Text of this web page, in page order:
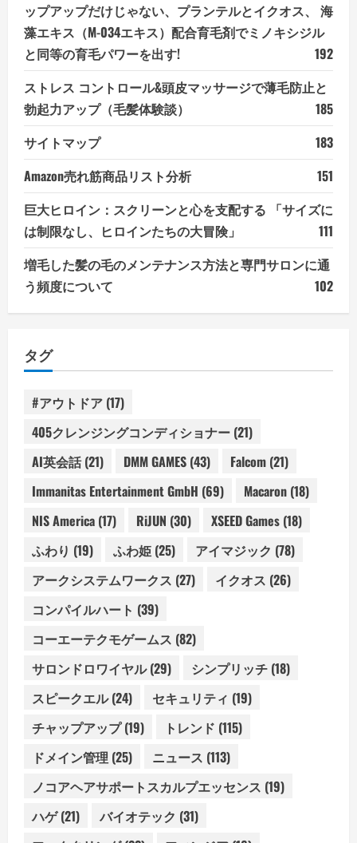
ップアップだけじゃない、プランテルとイクオス、 海
藻エキス（M-034エキス）配合育毛剤でミノキシジル
と同等の育毛パワーを出す!
192
ストレス コントロール&頭皮マッサージで薄毛防止と
勃起力アップ（毛髪体験談）
185
サイトマップ
183
Amazon売れ筋商品リスト分析
151
巨大ヒロイン：スクリーンと心を支配する 「サイズに
は制限なし、ヒロインたちの大冒険」
111
増毛した髪の毛のメンテナンス方法と専門サロンに通
う頻度について
102
タグ
#アウトドア (17)
405クレンジングコンディショナー (21)
AI英会話(21) DMM GAMES (43) Falcom (21)
Immanitas Entertainment GmbH (69) Macaron (18)
NIS America (17) RiJUN (30) XSEED Games (18)
ふわり (19) ふわ姫 (25) アイマジック (78)
アークシステムワークス (27) イクオス (26)
コンパイルハート (39)
コーエーテクモゲームス (82)
サロンドロワイヤル(29) シンプリッチ (18)
スピークエル(24) セキュリティ (19)
チャップアップ(19) トレンド (115)
ドメイン管理 (25) ニュース (113)
ノコアヘアサポートスカルプエッセンス (19)
ハゲ(21) バイオテック (31)